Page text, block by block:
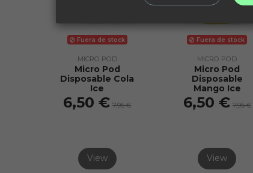
Fuera de stock
MICRO POD
Micro Pod
Disposable Cola
Ice
6,50 € 7,95 €
View
Fuera de stock
MICRO POD
Micro Pod
Disposable
Mango Ice
6,50 € 7,95 €
View